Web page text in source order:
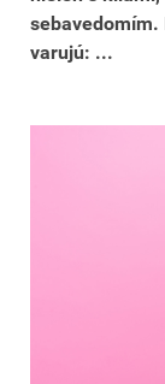
sebavedomím.
varujú: ...